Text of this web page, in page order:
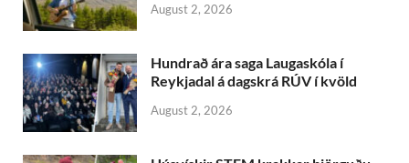
August 2, 2026
Hundrað ára saga Laugaskóla í
Reykjadal á dagskrá RÚV í kvöld
August 2, 2026